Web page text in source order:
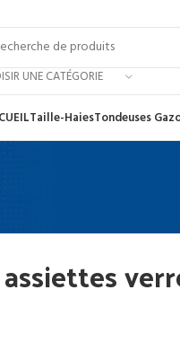
UNE CATÉGORIE
Taille-HaiesTondeuses